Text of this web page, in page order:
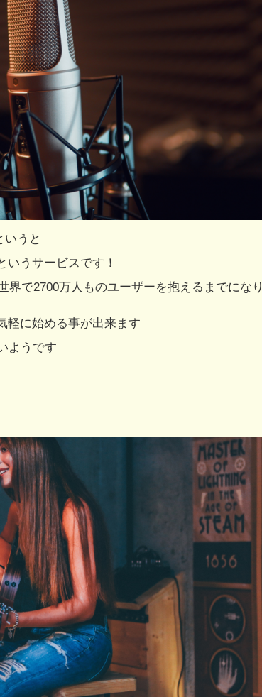
いうと
いうサービスです！
界で2700万人ものユーザーを抱えるまでになり
軽に始める事が出来ます
ようです